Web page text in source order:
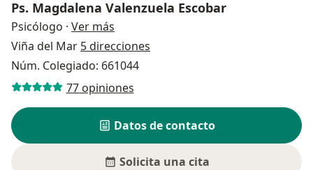
Ps. Magdalena Valenzuela Escobar
Psicólogo · Ver más
Viña del Mar 5 direcciones
Núm. Colegiado: 661044
77 opiniones
Datos de contacto
Solicita una cita